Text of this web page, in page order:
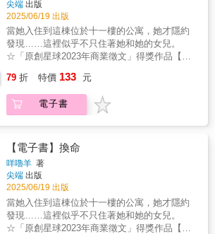
事件似乎都與自己的陰曆生日有關回家詢問
時，爸媽卻態度異常。自己的生辰八字中，到
底隱藏著怎樣驚人的祕密？【下】「南磊，你
是在夢中，不要被迷惑，不要被迷惑……」自
從幫助室友招鬼上身後，南磊開始不斷作夢。
夢境中，女友小佳的身影越跑越遠，自己怎麼
道黑影卻像是等待已久般出現，迫不及待地開
始吸他的血。夢境中的怪物到底是什麼？又為
何會纏上自己？陪小佳旁聽解剖課時，展臺上
的大體老師突然伸手拉住了他。冰冷的屍體想
要告訴他什麼？一切詭異事件的起源，深埋十
一年的真相，終於要破土而出。
尖端 出版
2025/06/19 出版
當她入住到這棟位於十一樓的公寓，她才隱約
發現……這裡似乎不只住著她和她的女兒。
☆「原創星球2023年商業徵文」得獎作品【故
到家鄉，暫居在高中閨密介紹的住處中。然而
入住後，總是會聽見奇怪的女人哭喊著：
「救……救我……」在這樣詭異的住處裡身心
女孩救起，並從警官口中得知當年他也經手過
與李芷怡母女相似的懸案？一場不知何時能結
束的夢魘，一樁未得平反的血債，這次「祂」
必要有罪之人血債血償——
79 折 特價 133 元
電子書
【電子書】換命
咩嚕羊 著
尖端 出版
2025/06/19 出版
當她入住到這棟位於十一樓的公寓，她才隱約
發現……這裡似乎不只住著她和她的女兒。
☆「原創星球2023年商業徵文」得獎作品【故